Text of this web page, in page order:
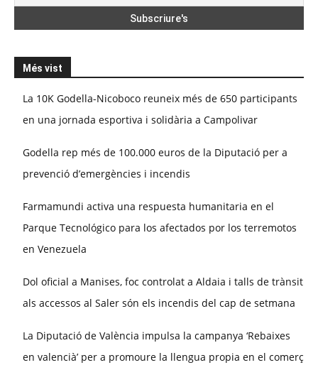
Més vist
La 10K Godella-Nicoboco reuneix més de 650 participants
en una jornada esportiva i solidària a Campolivar
Godella rep més de 100.000 euros de la Diputació per a
prevenció d’emergències i incendis
Farmamundi activa una respuesta humanitaria en el
Parque Tecnológico para los afectados por los terremotos
en Venezuela
Dol oficial a Manises, foc controlat a Aldaia i talls de trànsit
als accessos al Saler són els incendis del cap de setmana
La Diputació de València impulsa la campanya ‘Rebaixes
en valencià’ per a promoure la llengua propia en el comerç